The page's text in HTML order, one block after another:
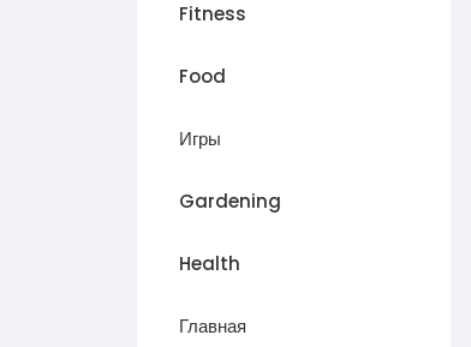
Fitness
Food
Игры
Gardening
Health
Главная